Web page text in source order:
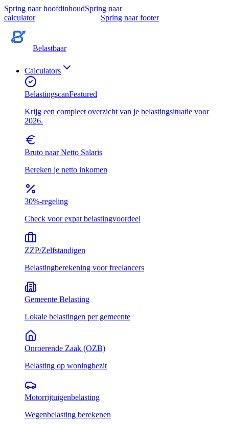
Spring naar hoofdinhoudSpring naar
calculator
Spring naar footer
Belastbaar
Calculators
BelastingscanFeatured
Krijg een compleet overzicht van je belastingsituatie voor
2026.
Bruto naar Netto Salaris
Bereken je netto inkomen
30%-regeling
Check voor expat belastingvoordeel
ZZP/Zelfstandigen
Belastingberekening voor freelancers
Gemeente Belasting
Lokale belastingen per gemeente
Onroerende Zaak (OZB)
Belasting op woningbezit
Motorrijtuigenbelasting
Wegenbelasting berekenen